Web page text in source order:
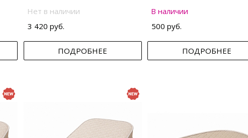
Нет в наличии
3 420 руб.
ПОДРОБНЕЕ
В наличии
500 руб.
ПОДРОБНЕЕ